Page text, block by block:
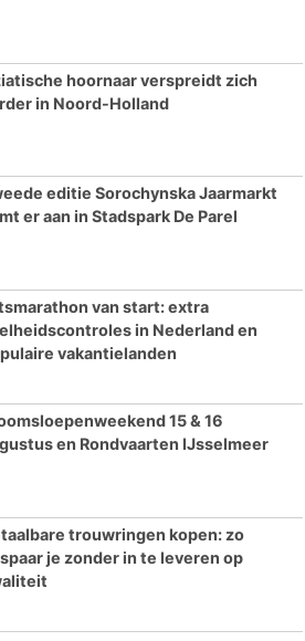
hoornaar verspreidt zich
in Noord-Holland
editie Sorochynska Jaarmarkt
er aan in Stadspark De Parel
van start: extra
in Nederland en
vakantielanden
15 & 16
en Rondvaarten IJsselmeer
trouwringen kopen: zo
je zonder in te leveren op